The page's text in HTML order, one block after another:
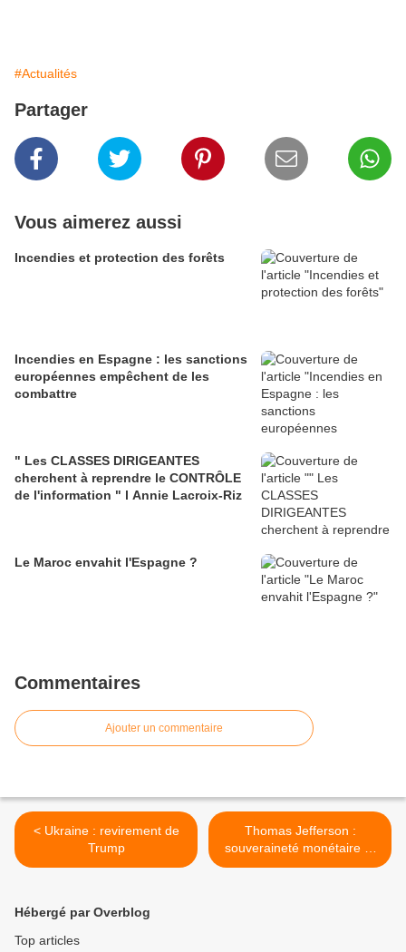
#Actualités
Partager
Vous aimerez aussi
Incendies et protection des forêts
Incendies en Espagne : les sanctions
européennes empêchent de les
combattre
" Les CLASSES DIRIGEANTES
cherchent à reprendre le CONTRÔLE
de l'information " l Annie Lacroix-Riz
Le Maroc envahit l'Espagne ?
Commentaires
Ajouter un commentaire
< Ukraine : revirement de
Trump
Thomas Jefferson :
souveraineté monétaire et
libertés >
Hébergé par Overblog
Top articles